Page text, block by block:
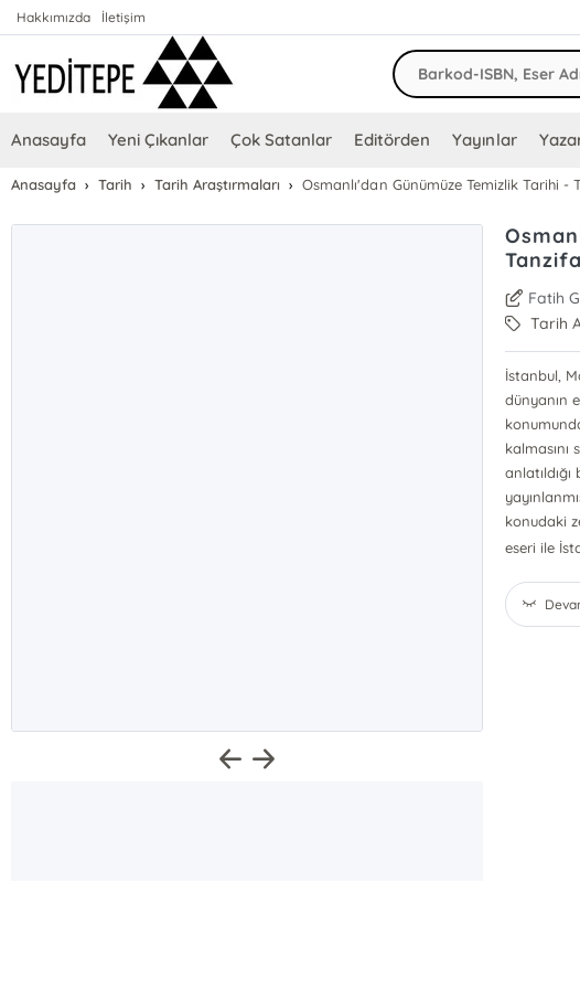
Hakkımızda İletişim
Anasayfa Yeni Çıkanlar Çok Satanlar Editörden Yayınlar
Anasayfa Tarih Tarih Araştırmaları Osmanlı'dan Günümüze Temizlik Tarihi -
Fatih
Tarih
İstanbul,
dünyanın
konudaki
eseri ile